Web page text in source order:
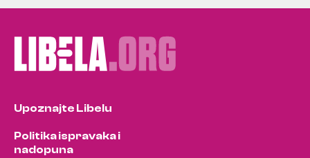
Upoznajte Libelu
Politika ispravaka i
nadopuna